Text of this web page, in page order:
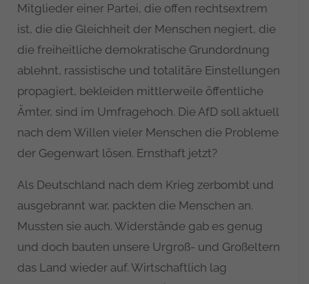
Mitglieder einer Partei, die offen rechtsextrem
ist, die die Gleichheit der Menschen negiert, die
die freiheitliche demokratische Grundordnung
ablehnt, rassistische und totalitäre Einstellungen
propagiert, bekleiden mittlerweile öffentliche
Ämter, sind im Umfragehoch. Die AfD soll aktuell
nach dem Willen vieler Menschen die Probleme
der Gegenwart lösen. Ernsthaft jetzt?
Als Deutschland nach dem Krieg zerbombt und
ausgebrannt war, packten die Menschen an.
Mussten sie auch. Widerstände gab es genug
und doch bauten unsere Urgroß- und Großeltern
das Land wieder auf. Wirtschaftlich lag